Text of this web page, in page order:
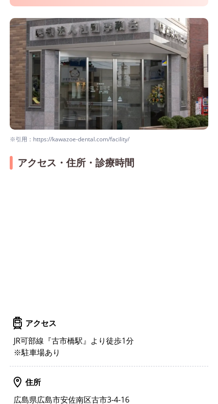
※引用：https://kawazoe-dental.com/facility/
アクセス・住所・診療時間
アクセス
JR可部線『古市橋駅』より徒歩1分
※駐車場あり
住所
広島県広島市安佐南区古市3-4-16